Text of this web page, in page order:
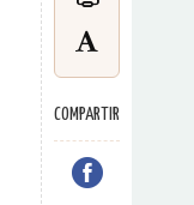
COMPARTIR